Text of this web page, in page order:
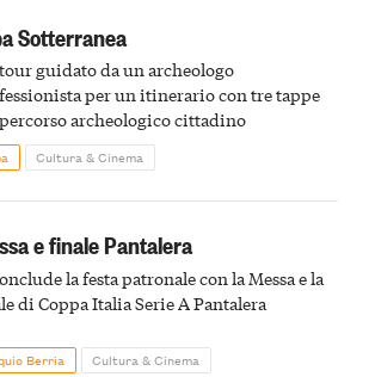
Sotterranea
guidato da un archeologo
per un itinerario con tre tappe
archeologico cittadino
Cultura & Cinema
e finale Pantalera
la festa patronale con la Messa e la
di Coppa Italia Serie A Pantalera
Berria Cultura & Cinema